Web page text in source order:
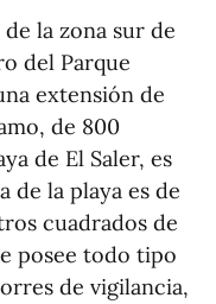
de la zona sur de
del Parque
extensión de
de 800
de El Saler, es
de la playa es de
cuadrados de
posee todo tipo
de vigilancia,